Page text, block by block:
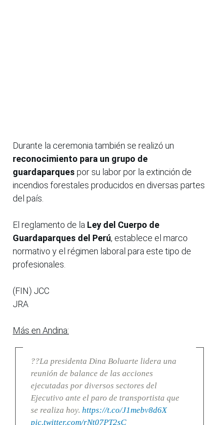
Durante la ceremonia también se realizó un
reconocimiento para un grupo de
guardaparques por su labor por la extinción de
incendios forestales producidos en diversas partes
del país.
El reglamento de la Ley del Cuerpo de
Guardaparques del Perú, establece el marco
normativo y el régimen laboral para este tipo de
profesionales.
(FIN) JCC
JRA
Más en Andina:
??La presidenta Dina Boluarte lidera una
reunión de balance de las acciones
ejecutadas por diversos sectores del
Ejecutivo ante el paro de transportista que
se realiza hoy. https://t.co/J1mebv8d6X
pic.twitter.com/rNt07PT2sC